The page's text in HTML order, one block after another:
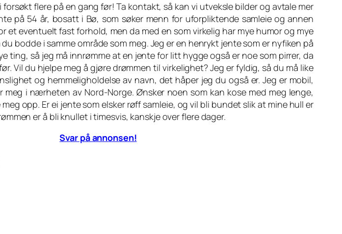
forsøkt flere på en gang før! Ta kontakt, så kan vi utveksle bilder og avtale mer
på 54 år, bosatt i Bø, som søker menn for uforpliktende samleie og annen
et eventuelt fast forhold, men da med en som virkelig har mye humor og mye
bodde i samme område som meg. Jeg er en henrykt jente som er nyfiken på
ting, så jeg må innrømme at en jente for litt hygge også er noe som pirrer, da
Vil du hjelpe meg å gjøre drømmen til virkelighet? Jeg er fyldig, så du må like
og hemmeligholdelse av navn, det håper jeg du også er. Jeg er mobil,
meg i nærheten av Nord-Norge. Ønsker noen som kan kose med meg lenge,
opp. Er ei jente som elsker røff samleie, og vil bli bundet slik at mine hull er
er å bli knullet i timesvis, kanskje over flere dager.
Svar på annonsen!